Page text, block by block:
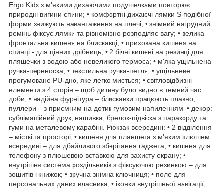
Ergo Kids з м'якими дихаючими подушечками повторює
природні вигини спини; • комфортні дихаючі лямки S-подібної
форми знижують навантаження на плечі; • знімний нагрудний
ремінь фіксує лямки та рівномірно розподіляє вагу; • велика
фронтальна кишеня на блискавці; • прихована кишеня на
спинці - для цінних дрібниць; • 2 бічні кишені на резинці для
пляшечки з водою або невеликого термоса; • м'яка ущільнена
ручка-переноска; • текстильна ручка-петля; • ущільнене
прогумоване PU-дно, яке легко миється; • світловідбивні
елементи з 4 сторін – щоб дитину було видно в темний час
доби; • надійна фурнітура – блискавки працюють плавно,
пуллери – з приємним на дотик гумовим напиленням; • декор:
сублімаційний друк, нашивка, брелок-підвіска з паракорду та
гуми на металевому карабіні. Рюкзак всередині: • 2 відділення
– місткі та просторі; • кишеня для планшета з м'яким плюшем
всередині – для дбайливого зберігання гаджета; • кишеня для
телефону з плюшевою вставкою для захисту екрану; •
внутрішня система роздільників з фіксуючою резинкою – для
зошитів і книжок; • зручна знімна ключниця; • поле для
персональних даних власника; • іконки внутрішньої навігації,